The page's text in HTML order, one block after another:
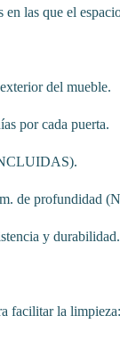
en las que el
del mueble.
por cada puerta.
de profundidad
y durabilidad.
facilitar la